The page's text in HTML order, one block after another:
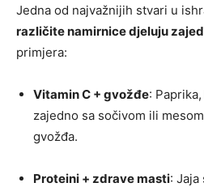
Jedna od najvažnijih stvari u
različite namirnice djeluju
primjera:
Vitamin C + gvožđe:
zajedno sa sočivom ili
gvožđa.
Proteini + zdrave masti: Jaja